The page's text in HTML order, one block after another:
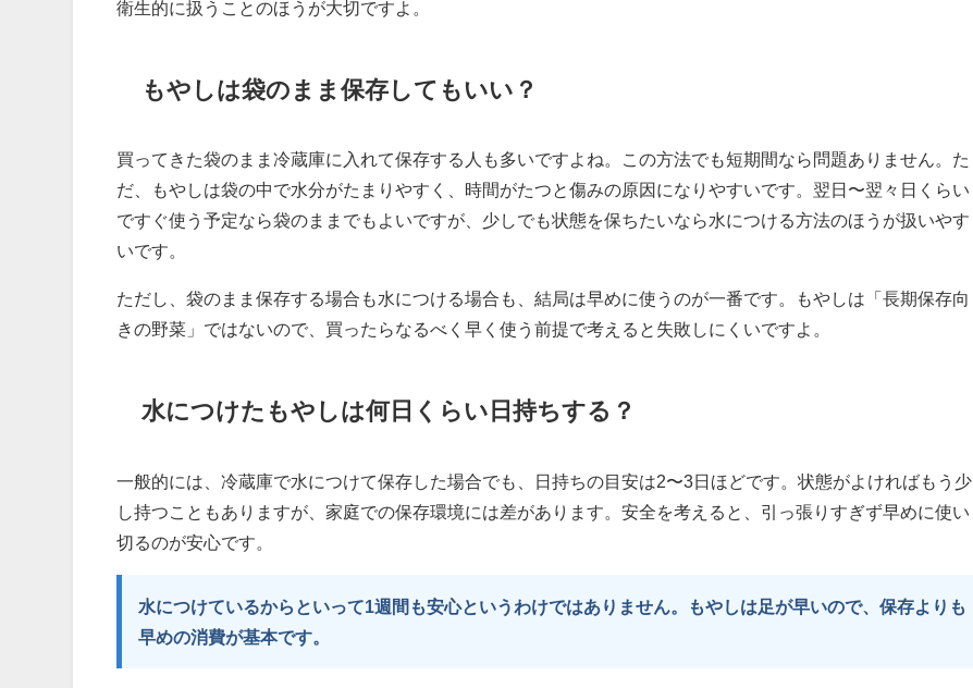
衛生的に扱うことのほうが大切ですよ。
もやしは袋のまま保存してもいい？
買ってきた袋のまま冷蔵庫に入れて保存する人も多いですよね。この方法でも短期間なら問題ありません。た
だ、もやしは袋の中で水分がたまりやすく、時間がたつと傷みの原因になりやすいです。翌日〜翌々日くらい
ですぐ使う予定なら袋のままでもよいですが、少しでも状態を保ちたいなら水につける方法のほうが扱いやす
いです。
ただし、袋のまま保存する場合も水につける場合も、結局は早めに使うのが一番です。もやしは「長期保存向
きの野菜」ではないので、買ったらなるべく早く使う前提で考えると失敗しにくいですよ。
水につけたもやしは何日くらい日持ちする？
一般的には、冷蔵庫で水につけて保存した場合でも、日持ちの目安は2〜3日ほどです。状態がよければもう少
し持つこともありますが、家庭での保存環境には差があります。安全を考えると、引っ張りすぎず早めに使い
切るのが安心です。
水につけているからといって1週間も安心というわけではありません。もやしは足が早いので、保存よりも
早めの消費が基本です。